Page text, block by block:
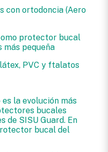
con ortodoncia (Aero
protector bucal
más pequeña
PVC y ftalatos
la evolución más
bucales
de SISU Guard. En
bucal del